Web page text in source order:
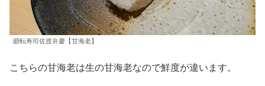
廻転寿司佐渡弁慶【甘海老】
こちらの甘海老は生の甘海老なので鮮度が違います。